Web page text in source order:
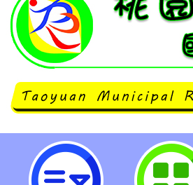
銓敘部函以，有關
申請留職停薪，於